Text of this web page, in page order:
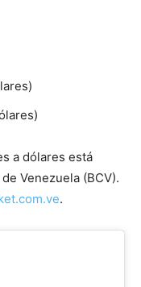
a dólares está
Venezuela (BCV).
.